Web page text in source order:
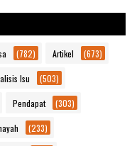
(782) Artikel (673)
Isu (503)
Pendapat (303)
(233)